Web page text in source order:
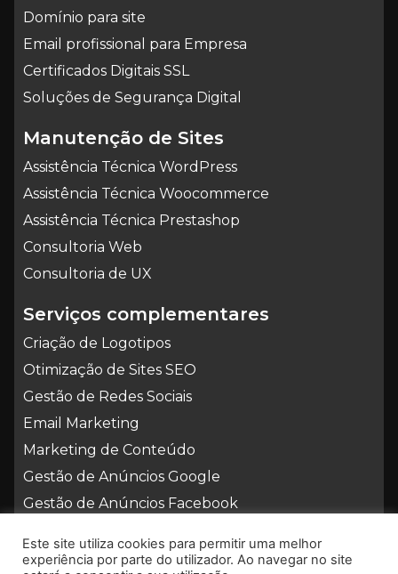
Domínio para site
Email profissional para Empresa
Certificados Digitais SSL
Soluções de Segurança Digital
Manutenção de Sites
Assistência Técnica WordPress
Assistência Técnica Woocommerce
Assistência Técnica Prestashop
Consultoria Web
Consultoria de UX
Serviços complementares
Criação de Logotipos
Otimização de Sites SEO
Gestão de Redes Sociais
Email Marketing
Marketing de Conteúdo
Gestão de Anúncios Google
Gestão de Anúncios Facebook
Este site utiliza cookies para permitir uma melhor
experiência por parte do utilizador. Ao navegar no site